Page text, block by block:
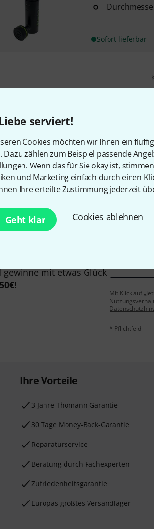
serviert!
Cookies möchten wir Ihnen ein
Dazu zählen zum Beispiel passende
Wenn das für Sie okay ist,
und Marketing einfach durch einen
Ihre erteilte Zustimmung jederzeit
Geht klar Cookies ablehnen
Sofort lieferbar
Gefällt Ihnen, was Sie
Teilen Hilfe &
mit etwas Glück
50€!
Mit Klick auf
* Pflichtfeld
Ihre Vorteile
3 Jahre Thomann Garantie
30 Tage Money-Back-Garantie
Reparaturservice
Beratung durch Fachexperten
Zufriedenheitsgarantie
Europas größtes Versandlager